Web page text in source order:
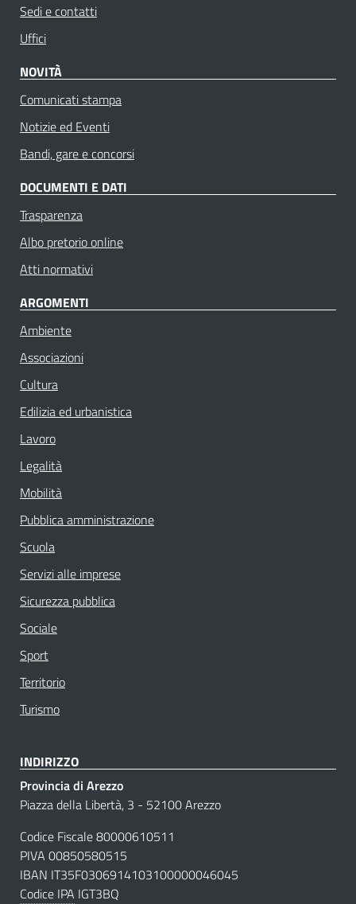
Sedi e contatti
Uffici
NOVITÀ
Comunicati stampa
Notizie ed Eventi
Bandi, gare e concorsi
DOCUMENTI E DATI
Trasparenza
Albo pretorio online
Atti normativi
ARGOMENTI
Ambiente
Associazioni
Cultura
Edilizia ed urbanistica
Lavoro
Legalità
Mobilità
Pubblica amministrazione
Scuola
Servizi alle imprese
Sicurezza pubblica
Sociale
Sport
Territorio
Turismo
INDIRIZZO
Provincia di Arezzo
Piazza della Libertà, 3 - 52100 Arezzo
Codice Fiscale 80000610511
PIVA 00850580515
IBAN IT35F0306914103100000046045
Codice IPA IGT3BQ